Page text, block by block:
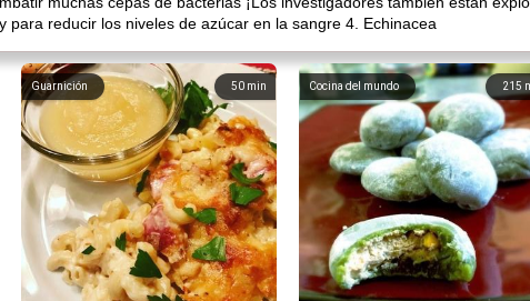
para reducir los niveles de azúcar en la sangre 4. Echinacea
50 min
Guarnición 215
Cocina del mundo